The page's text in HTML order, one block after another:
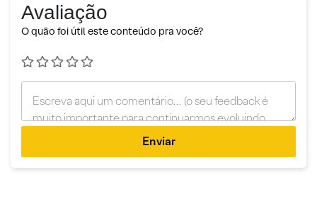
Avaliação
O quão foi útil este conteúdo pra você?
Enviar